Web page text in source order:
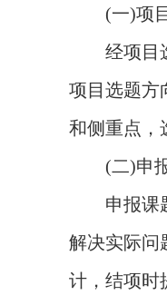
(一)项
经项目
项目选题方
和侧重点，
(二)申
申报课
解决实际问
计，结项时